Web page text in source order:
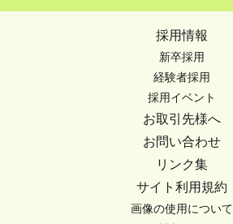
採用情報
新卒採用
経験者採用
採用イベント
お取引先様へ
お問い合わせ
リンク集
サイト利用規約
画像の使用について